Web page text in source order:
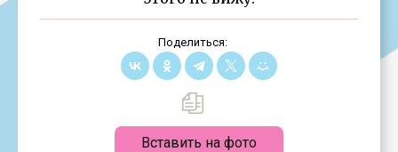
Поделиться:
Вставить на фото